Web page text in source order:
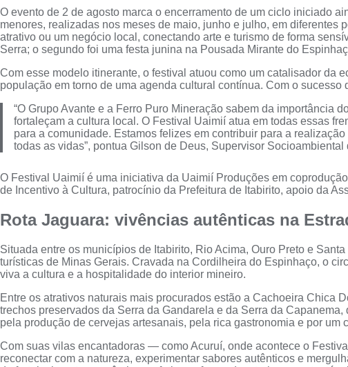
O evento de 2 de agosto marca o encerramento de um ciclo iniciado
menores, realizadas nos meses de maio, junho e julho, em
atrativo ou um negócio local, conectando arte e turismo de forma
Serra; o segundo foi uma festa junina na Pousada Mirante do
Com esse modelo itinerante, o festival atuou como um catalisador da
população em torno de uma agenda cultural contínua. Com o
“O Grupo Avante e a Ferro Puro Mineração sabem da importância
fortaleçam a cultura local. O Festival Uaimií atua em todas essas
para a comunidade. Estamos felizes em contribuir para a
todas as vidas”, pontua Gilson de Deus, Supervisor Socioambiental
O Festival Uaimií é uma iniciativa da Uaimií Produções em
de Incentivo à Cultura, patrocínio da Prefeitura de Itabirito, apoio da
Rota Jaguara: vivências autênticas na
Situada entre os municípios de Itabirito, Rio Acima, Ouro Preto e
turísticas de Minas Gerais. Cravada na Cordilheira do Espinhaço, o
viva a cultura e a hospitalidade do interior mineiro.
Entre os atrativos naturais mais procurados estão a Cachoeira Chica
trechos preservados da Serra da Gandarela e da Serra da
pela produção de cervejas artesanais, pela rica gastronomia e por
Com suas vilas encantadoras — como Acuruí, onde acontece o
reconectar com a natureza, experimentar sabores autênticos e